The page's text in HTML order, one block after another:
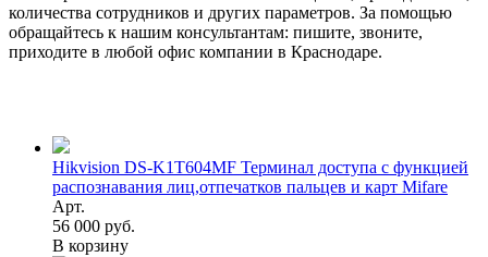
количества сотрудников и других параметров. За помощью
обращайтесь к нашим консультантам: пишите, звоните,
приходите в любой офис компании в Краснодаре.
Hikvision DS-K1T604MF Терминал доступа с функцией
распознавания лиц,отпечатков пальцев и карт Mifare
Арт.
56 000 руб.
В корзину